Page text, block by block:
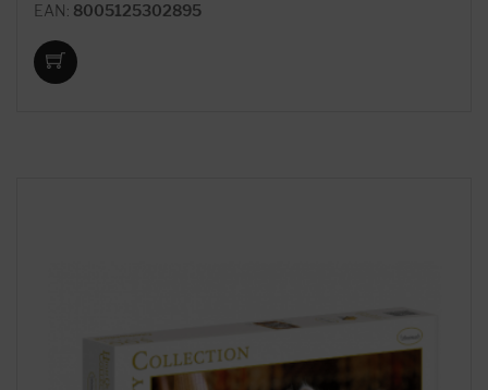
EAN: 8005125302895